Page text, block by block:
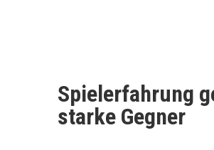
Spielerfahrung
starke Gegner